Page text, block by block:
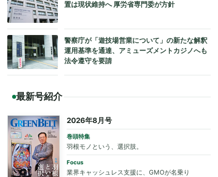
置は現状維持へ 厚労省専門委が方針
警察庁が「遊技場営業について」の新たな解釈
運用基準を通達、アミューズメントカジノへも
法令遵守を要請
最新号紹介
2026年8月号
巻頭特集
羽根モノという、選択肢。
Focus
業界キャッシュレス支援に、GMOが名乗り